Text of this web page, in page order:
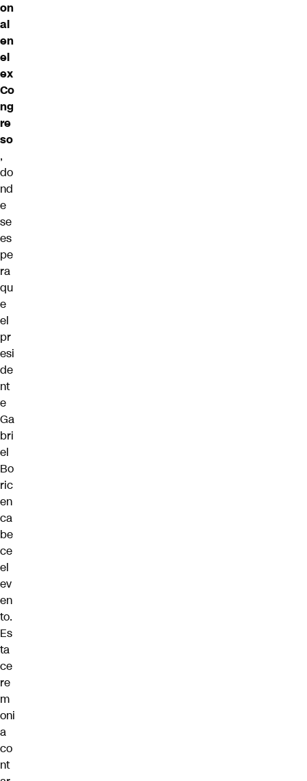
on
al
en
el
ex
Co
ng
re
so
,
do
nd
e
se
es
pe
ra
qu
e
el
pr
esi
de
nt
e
Ga
bri
el
Bo
ric
en
ca
be
ce
el
ev
en
to.
Es
ta
ce
re
m
oni
a
co
nt